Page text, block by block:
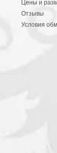
Цены и
Отзывы
Условия